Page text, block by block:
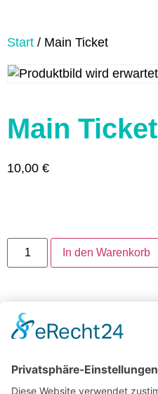
Start / Main Ticket
Main Ticket
10,00 €
In den Warenkorb
Artikelnummer: